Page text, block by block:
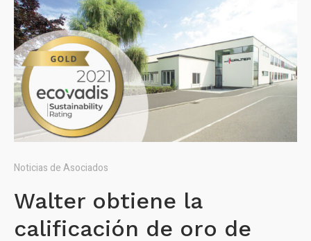
Noticias de Asociados
Walter obtiene la
calificación de oro de